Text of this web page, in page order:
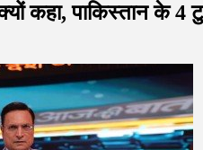
कहा, पाकिस्तान के 4